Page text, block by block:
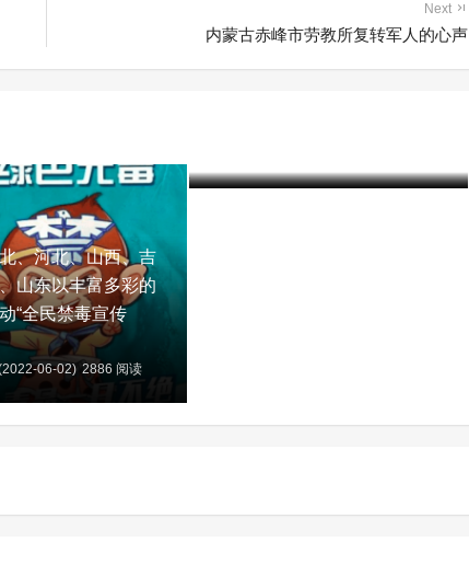
Next
内蒙古赤峰市劳教所复转军人的心声
、河北、山西、吉
山东以丰富多彩的
“全民禁毒宣传
06-02) 2886 阅读